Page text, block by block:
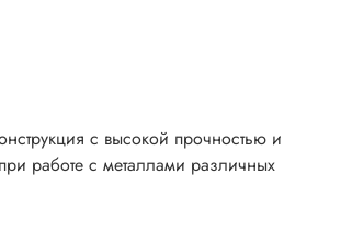
с высокой прочностью и
работе с металлами различных